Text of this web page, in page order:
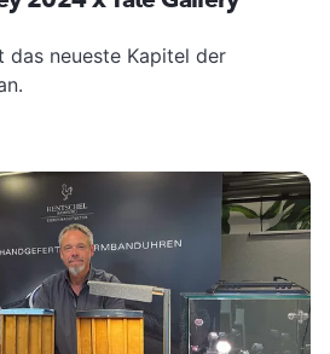
das neueste Kapitel der